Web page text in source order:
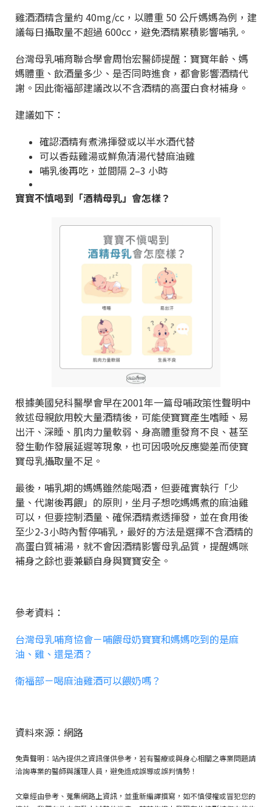
雞酒酒精含量約 40mg/cc，以體重 50 公斤媽媽為例，建
議每日攝取量不超過 600cc，避免酒精累積影響哺乳。
台灣母乳哺育聯合學會周怡宏醫師提醒：寶寶年齡、媽
媽體重、飲酒量多少、是否同時進食，都會影響酒精代
謝。因此衛福部建議改以不含酒精的高蛋白食材補身。
建議如下：
確認酒精有煮沸揮發或以半水酒代替
可以香菇雞湯或鮮魚清湯代替麻油雞
哺乳後再吃，並間隔 2–3 小時
寶寶不慎喝到「酒精母乳」會怎樣？
根據美國兒科醫學會早在2001年一篇母哺政策性聲明中
敘述母親飲用較大量酒精後，可能使寶寶產生嗜睡、易
出汗、深睡、肌肉力量軟弱、身高體重發育不良、甚至
發生動作發展延遲等現象，也可因吸吮反應變差而使寶
寶母乳攝取量不足。
最後，哺乳期的媽媽雖然能喝酒，但要確實執行「少
量、代謝後再餵」的原則，坐月子想吃媽媽煮的麻油雞
可以，但要控制酒量、確保酒精煮透揮發，並在食用後
至少2-3小時內暫停哺乳，最好的方法是選擇不含酒精的
高蛋白質補湯，就不會因酒精影響母乳品質，提醒媽咪
補身之餘也要兼顧自身與寶寶安全。
參考資料：
台灣母乳哺育協會－哺餵母奶寶寶和媽媽吃到的是麻
油、雞、還是酒？
衛福部－喝麻油雞酒可以餵奶嗎？
資料來源：網路
免責聲明：站內提供之資訊僅供參考，若有醫療或與身心相關之專業問題請
洽詢專業的醫師與護理人員，避免造成誤導或誤判情勢！
文章經由參考、蒐集網路上資訊，並重新編譯撰寫，如不慎侵權或冒犯您的